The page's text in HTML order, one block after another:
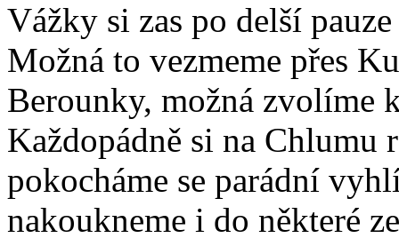
Vážky si zas po delší
Možná to vezmeme přes
Berounky, možná zvolíme
Každopádně si na Chlumu
pokocháme se parádní
nakoukneme i do některé